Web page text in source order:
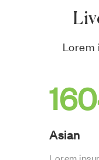
Lorem
Asian